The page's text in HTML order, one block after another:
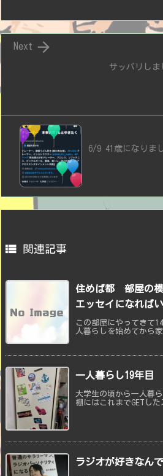
サッパリしま

Next
6/9 41歳になりま
 関連記事
住めば都 部屋の
エッセイになれば
この部屋にやってきて
人暮らしを始めてから
一人暮らし19年
大学生の頃から一人暮
棚にはこれまでGETし
ラジオが好きなんで